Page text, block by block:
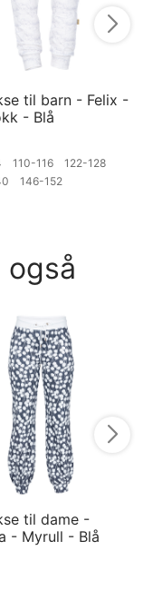
til barn - Felix -
- Blå
110-116
122-128
146-152
til dame -
- Myrull - Blå